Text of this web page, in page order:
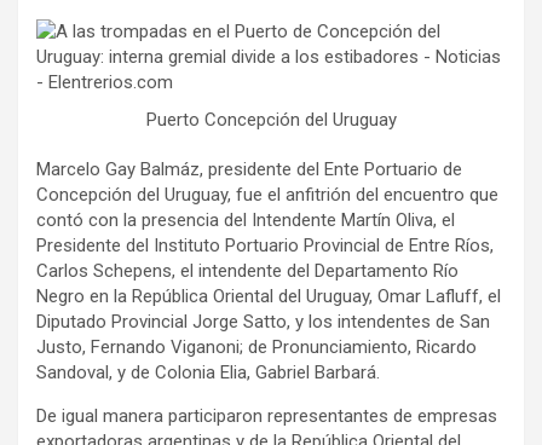
Puerto Concepción del Uruguay
Marcelo Gay Balmáz, presidente del Ente Portuario de
Concepción del Uruguay, fue el anfitrión del encuentro que
contó con la presencia del Intendente Martín Oliva, el
Presidente del Instituto Portuario Provincial de Entre Ríos,
Carlos Schepens, el intendente del Departamento Río
Negro en la República Oriental del Uruguay, Omar Lafluff, el
Diputado Provincial Jorge Satto, y los intendentes de San
Justo, Fernando Viganoni; de Pronunciamiento, Ricardo
Sandoval, y de Colonia Elia, Gabriel Barbará.
De igual manera participaron representantes de empresas